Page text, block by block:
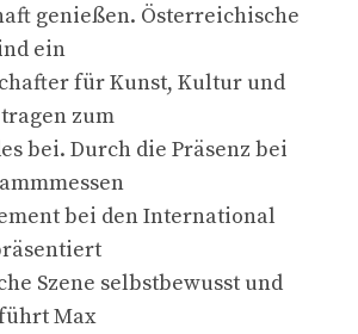
genießen. Österreichische
ein
für Kunst, Kultur und
zum
bei. Durch die Präsenz bei
bei den International
Szene selbstbewusst und
Max